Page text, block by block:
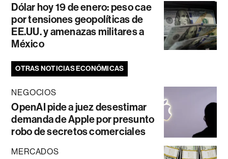
Dólar hoy 19 de enero: peso cae
por tensiones geopolíticas de
EE.UU. y amenazas militares a
México
OTRAS NOTICIAS ECONÓMICAS
NEGOCIOS
OpenAI pide a juez desestimar
demanda de Apple por presunto
robo de secretos comerciales
MERCADOS